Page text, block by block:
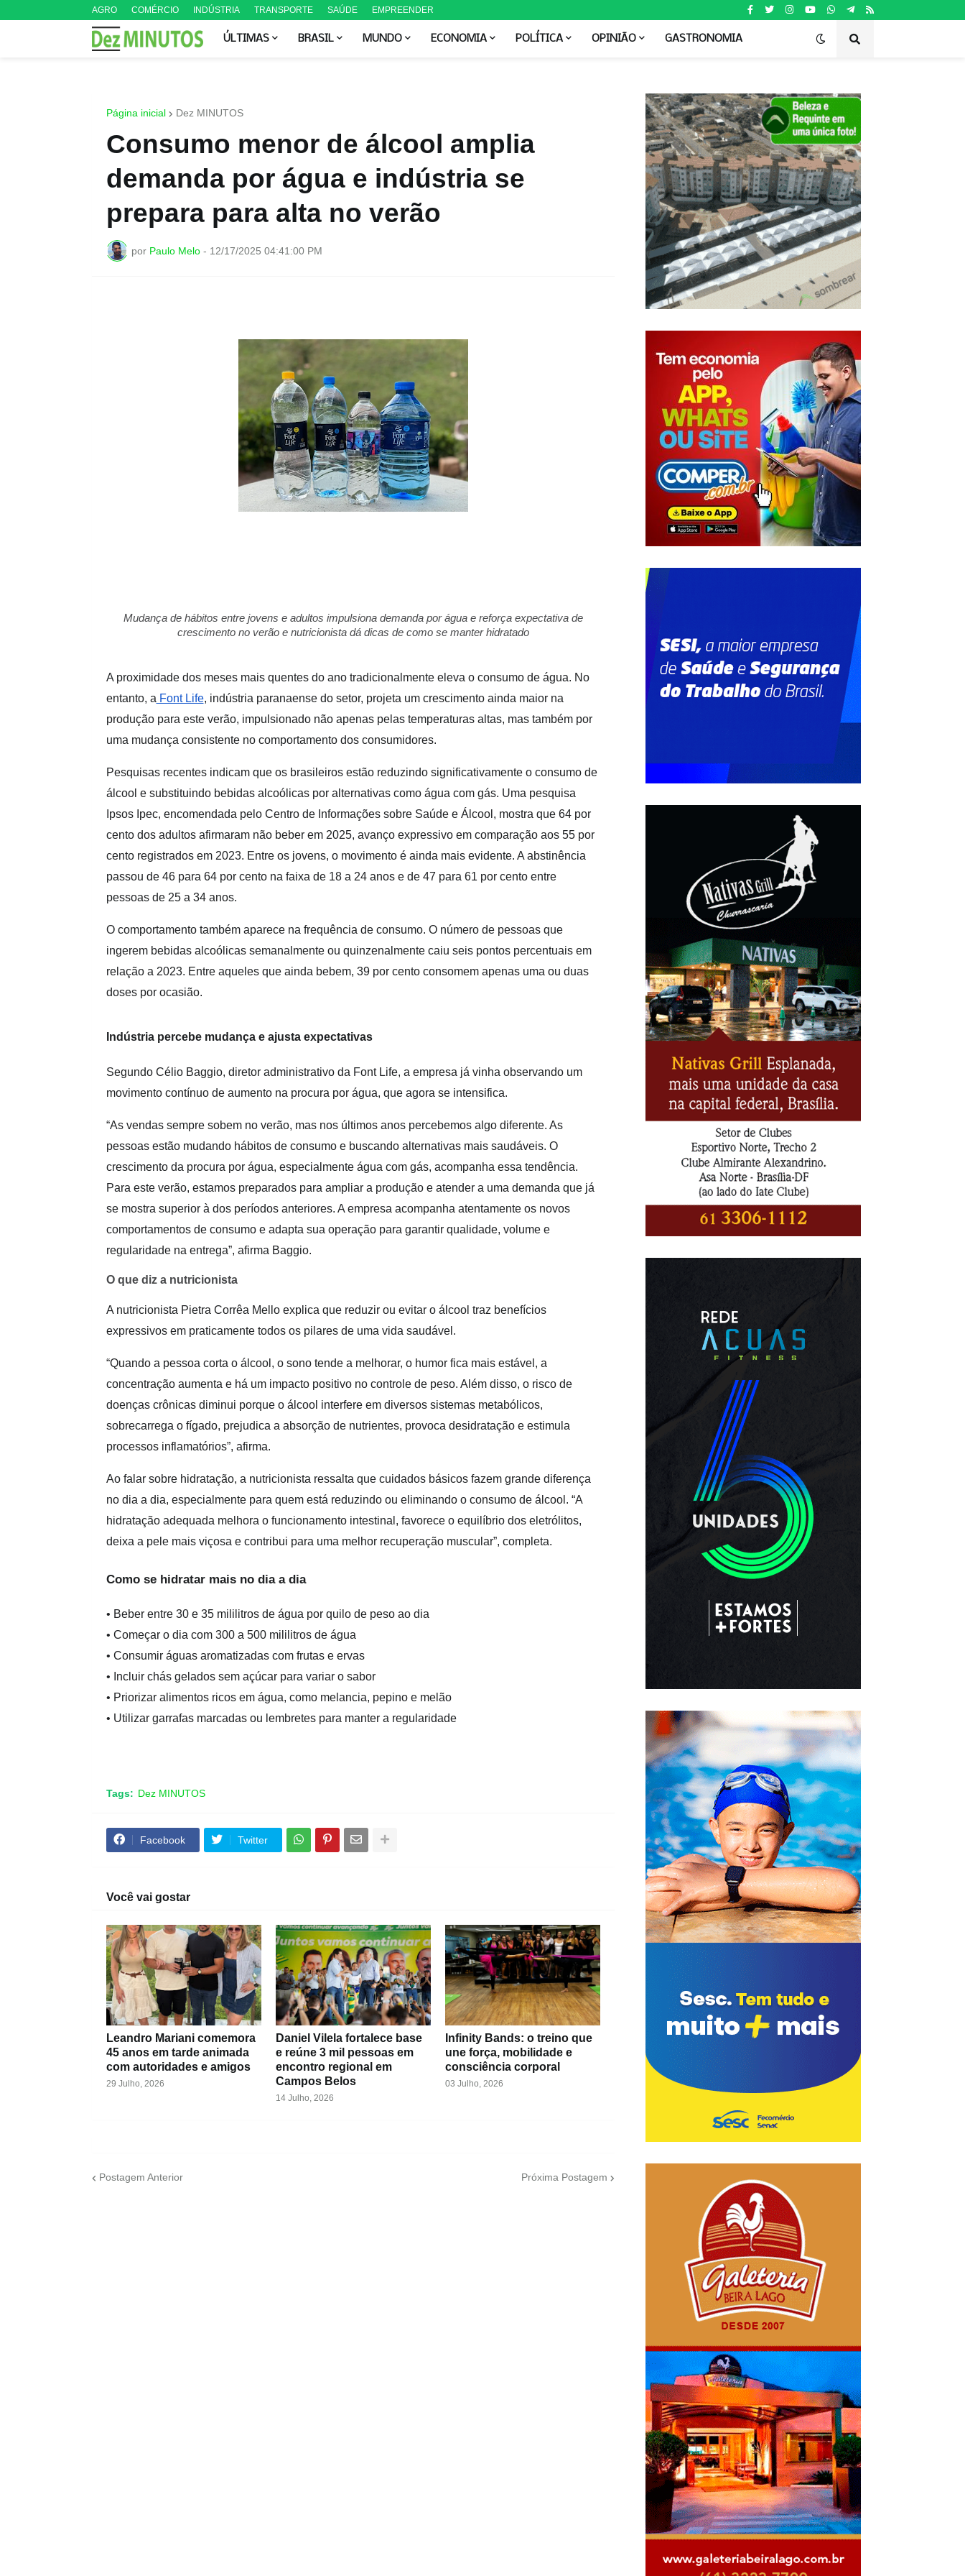
AGRO COMÉRCIO INDÚSTRIA TRANSPORTE SAÚDE EMPREENDER
ÚLTIMAS BRASIL MUNDO ECONOMIA POLÍTICA OPINIÃO GASTRONOMIA
Página inicial Dez MINUTOS
Consumo menor de álcool amplia
demanda por água e indústria se
prepara para alta no verão
por Paulo Melo - 12/17/2025 04:41:00 PM
Mudança de hábitos entre jovens e adultos impulsiona demanda por água e reforça expectativa de
crescimento no verão e nutricionista dá dicas de como se manter hidratado
A proximidade dos meses mais quentes do ano tradicionalmente eleva o consumo de água. No
entanto, a Font Life, indústria paranaense do setor, projeta um crescimento ainda maior na
produção para este verão, impulsionado não apenas pelas temperaturas altas, mas também por
uma mudança consistente no comportamento dos consumidores.
Pesquisas recentes indicam que os brasileiros estão reduzindo significativamente o consumo de
álcool e substituindo bebidas alcoólicas por alternativas como água com gás. Uma pesquisa
Ipsos Ipec, encomendada pelo Centro de Informações sobre Saúde e Álcool, mostra que 64 por
cento dos adultos afirmaram não beber em 2025, avanço expressivo em comparação aos 55 por
cento registrados em 2023. Entre os jovens, o movimento é ainda mais evidente. A abstinência
passou de 46 para 64 por cento na faixa de 18 a 24 anos e de 47 para 61 por cento entre
pessoas de 25 a 34 anos.
O comportamento também aparece na frequência de consumo. O número de pessoas que
ingerem bebidas alcoólicas semanalmente ou quinzenalmente caiu seis pontos percentuais em
relação a 2023. Entre aqueles que ainda bebem, 39 por cento consomem apenas uma ou duas
doses por ocasião.
Indústria percebe mudança e ajusta expectativas
Segundo Célio Baggio, diretor administrativo da Font Life, a empresa já vinha observando um
movimento contínuo de aumento na procura por água, que agora se intensifica.
“As vendas sempre sobem no verão, mas nos últimos anos percebemos algo diferente. As
pessoas estão mudando hábitos de consumo e buscando alternativas mais saudáveis. O
crescimento da procura por água, especialmente água com gás, acompanha essa tendência.
Para este verão, estamos preparados para ampliar a produção e atender a uma demanda que já
se mostra superior à dos períodos anteriores. A empresa acompanha atentamente os novos
comportamentos de consumo e adapta sua operação para garantir qualidade, volume e
regularidade na entrega”, afirma Baggio.
O que diz a nutricionista
A nutricionista Pietra Corrêa Mello explica que reduzir ou evitar o álcool traz benefícios
expressivos em praticamente todos os pilares de uma vida saudável.
“Quando a pessoa corta o álcool, o sono tende a melhorar, o humor fica mais estável, a
concentração aumenta e há um impacto positivo no controle de peso. Além disso, o risco de
doenças crônicas diminui porque o álcool interfere em diversos sistemas metabólicos,
sobrecarrega o fígado, prejudica a absorção de nutrientes, provoca desidratação e estimula
processos inflamatórios”, afirma.
Ao falar sobre hidratação, a nutricionista ressalta que cuidados básicos fazem grande diferença
no dia a dia, especialmente para quem está reduzindo ou eliminando o consumo de álcool. “A
hidratação adequada melhora o funcionamento intestinal, favorece o equilíbrio dos eletrólitos,
deixa a pele mais viçosa e contribui para uma melhor recuperação muscular”, completa.
Como se hidratar mais no dia a dia
• Beber entre 30 e 35 mililitros de água por quilo de peso ao dia
• Começar o dia com 300 a 500 mililitros de água
• Consumir águas aromatizadas com frutas e ervas
• Incluir chás gelados sem açúcar para variar o sabor
• Priorizar alimentos ricos em água, como melancia, pepino e melão
• Utilizar garrafas marcadas ou lembretes para manter a regularidade
Tags: Dez MINUTOS
Facebook Twitter
Você vai gostar
Leandro Mariani comemora
45 anos em tarde animada
com autoridades e amigos
29 Julho, 2026
Daniel Vilela fortalece base
e reúne 3 mil pessoas em
encontro regional em
Campos Belos
14 Julho, 2026
Infinity Bands: o treino que
une força, mobilidade e
consciência corporal
03 Julho, 2026
Postagem Anterior Próxima Postagem